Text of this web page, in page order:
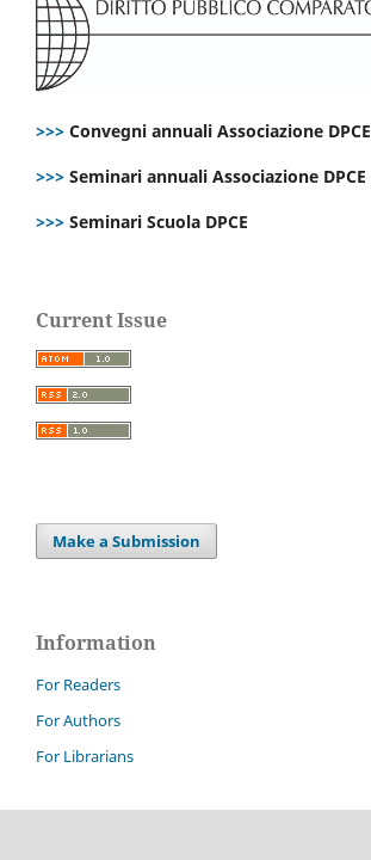
>>> Convegni annuali Associazione DPCE
>>> Seminari annuali Associazione DPCE
>>> Seminari Scuola DPCE
Current Issue
Make a Submission
Information
For Readers
For Authors
For Librarians